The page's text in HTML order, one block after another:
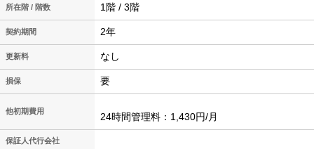
所在階 / 階数 1階 / 3階
契約期間 2年
更新料 なし
損保 要
他初期費用 24時間管理料：1,430円/月
保証人代行会社